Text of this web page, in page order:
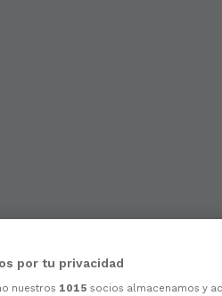
por tu privacidad
nuestros 1015 socios almacenamos y